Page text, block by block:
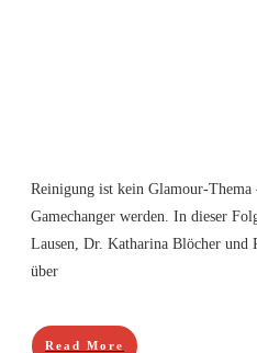
Reinigung ist kein Glamour-Thema
Gamechanger werden. In dieser
Lausen, Dr. Katharina Blöcher und
über
Read More